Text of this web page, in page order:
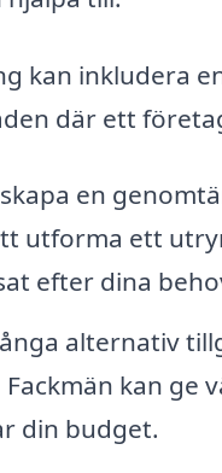
kan inkludera
där ett
en
utforma ett
efter dina
alternativ
kan ge
din budget.